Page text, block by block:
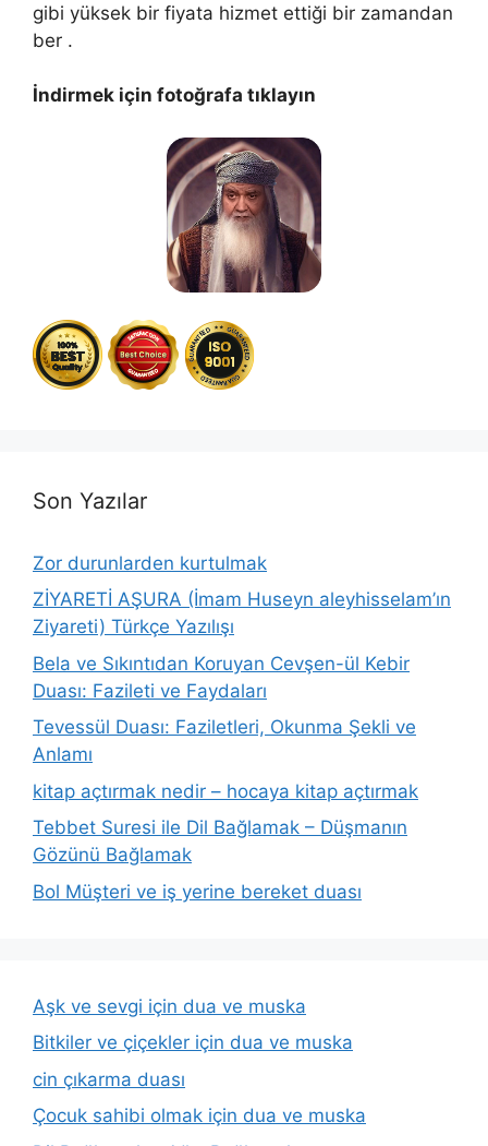
gibi yüksek bir fiyata hizmet ettiği bir zamandan
ber .
İndirmek için fotoğrafa tıklayın
Son Yazılar
Zor durunlarden kurtulmak
ZİYARETİ AŞURA (İmam Huseyn aleyhisselam’ın
Ziyareti) Türkçe Yazılışı
Bela ve Sıkıntıdan Koruyan Cevşen-ül Kebir
Duası: Fazileti ve Faydaları
Tevessül Duası: Faziletleri, Okunma Şekli ve
Anlamı
kitap açtırmak nedir – hocaya kitap açtırmak
Tebbet Suresi ile Dil Bağlamak – Düşmanın
Gözünü Bağlamak
Bol Müşteri ve iş yerine bereket duası
Aşk ve sevgi için dua ve muska
Bitkiler ve çiçekler için dua ve muska
cin çıkarma duası
Çocuk sahibi olmak için dua ve muska